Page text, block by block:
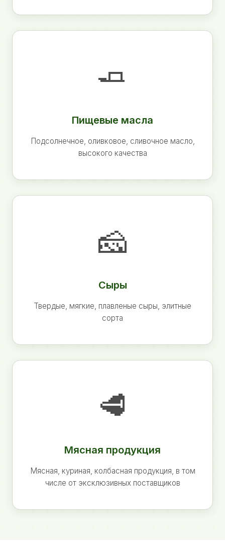
🧈
Пищевые масла
Подсолнечное, оливковое, сливочное масло,
высокого качества
🧀
Сыры
Твердые, мягкие, плавленые сыры, элитные
сорта
🥩
Мясная продукция
Мясная, куриная, колбасная продукция, в том
числе от эксклюзивных поставщиков